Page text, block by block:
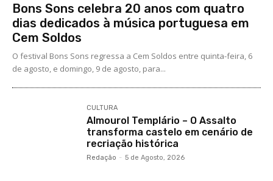
Bons Sons celebra 20 anos com quatro
dias dedicados à música portuguesa em
Cem Soldos
O festival Bons Sons regressa a Cem Soldos entre quinta-feira, 6
de agosto, e domingo, 9 de agosto, para...
CULTURA
Almourol Templário – O Assalto
transforma castelo em cenário de
recriação histórica
Redação - 5 de Agosto, 2026